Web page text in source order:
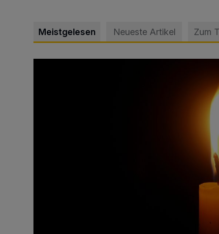
Meistgelesen Neueste Artikel Zum